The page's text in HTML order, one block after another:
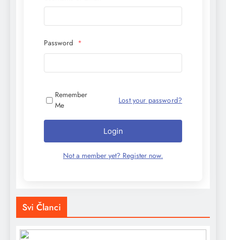
Password *
Remember
Me
Lost your password?
Login
Not a member yet? Register now.
Svi Članci